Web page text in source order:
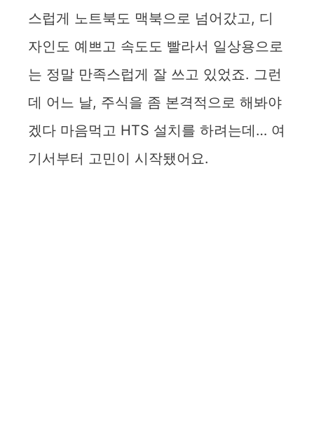
스럽게 노트북도 맥북으로 넘어갔고, 디
자인도 예쁘고 속도도 빨라서 일상용으로
는 정말 만족스럽게 잘 쓰고 있었죠. 그런
데 어느 날, 주식을 좀 본격적으로 해봐야
겠다 마음먹고 HTS 설치를 하려는데… 여
기서부터 고민이 시작됐어요.